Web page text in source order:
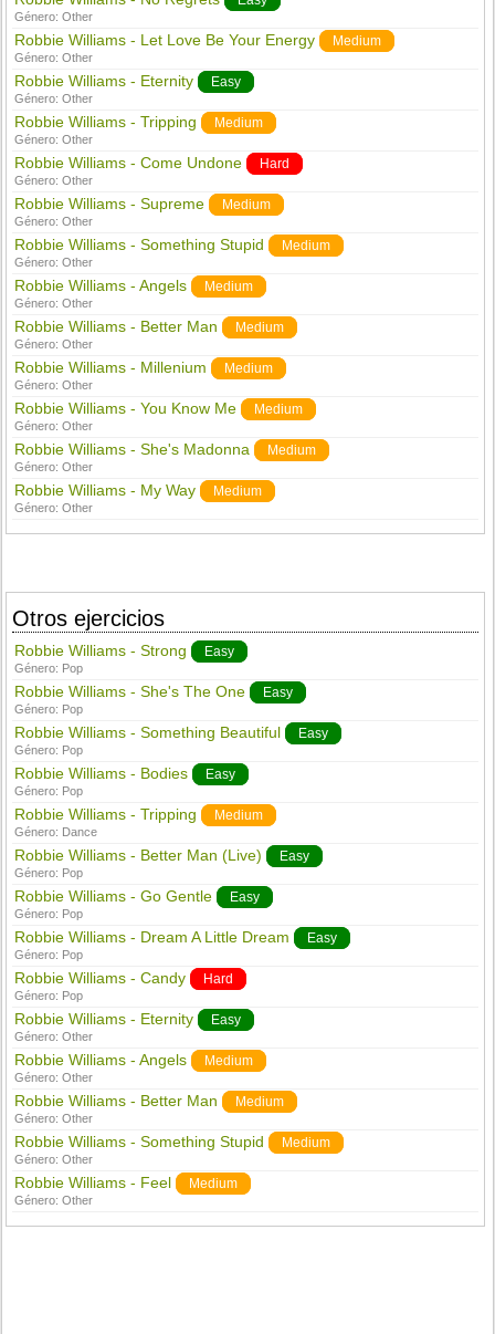
Género:Other
Robbie Williams - Let Love Be Your Energy Medium
Género:Other
Robbie Williams - Eternity Easy
Género:Other
Robbie Williams - Tripping Medium
Género:Other
Robbie Williams - Come Undone Hard
Género:Other
Robbie Williams - Supreme Medium
Género:Other
Robbie Williams - Something Stupid Medium
Género:Other
Robbie Williams - Angels Medium
Género:Other
Robbie Williams - Better Man Medium
Género:Other
Robbie Williams - Millenium Medium
Género:Other
Robbie Williams - You Know Me Medium
Género:Other
Robbie Williams - She's Madonna Medium
Género:Other
Robbie Williams - My Way Medium
Género:Other
Otros ejercicios
Robbie Williams - Strong Easy
Género: Pop
Robbie Williams - She's The One Easy
Género: Pop
Robbie Williams - Something Beautiful Easy
Género: Pop
Robbie Williams - Bodies Easy
Género: Pop
Robbie Williams - Tripping Medium
Género: Dance
Robbie Williams - Better Man (Live) Easy
Género: Pop
Robbie Williams - Go Gentle Easy
Género: Pop
Robbie Williams - Dream A Little Dream Easy
Género: Pop
Robbie Williams - Candy Hard
Género: Pop
Robbie Williams - Eternity Easy
Género:Other
Robbie Williams - Angels Medium
Género:Other
Robbie Williams - Better Man Medium
Género:Other
Robbie Williams - Something Stupid Medium
Género:Other
Robbie Williams - Feel Medium
Género:Other